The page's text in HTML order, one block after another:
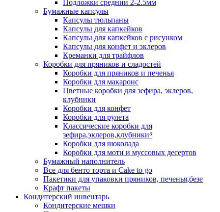
Подложки среднии 2-2.5мм
Бумажные капсулы
Капсулы тюльпаны
Капсулы для капкейков
Капсулы для капкейков с рисунком
Капсулы для конфет и эклеров
Креманки для трайфлов
Коробки для пряников и сладостей
Коробки для пряников и печенья
Коробки для макаронс
Цветные коробки для зефира, эклеров,
клубники
Коробки для конфет
Коробки для рулета
Классические коробки для
зефира,эклеров,клубники⁸
Коробки для шоколада
Коробки для моти и муссовых десертов
Бумажный наполнитель
Все для бенто торта и Cake to go
Пакетики для упаковки пряников, печенья,безе
Крафт пакеты
Кондитерский инвентарь
Кондитерские мешки